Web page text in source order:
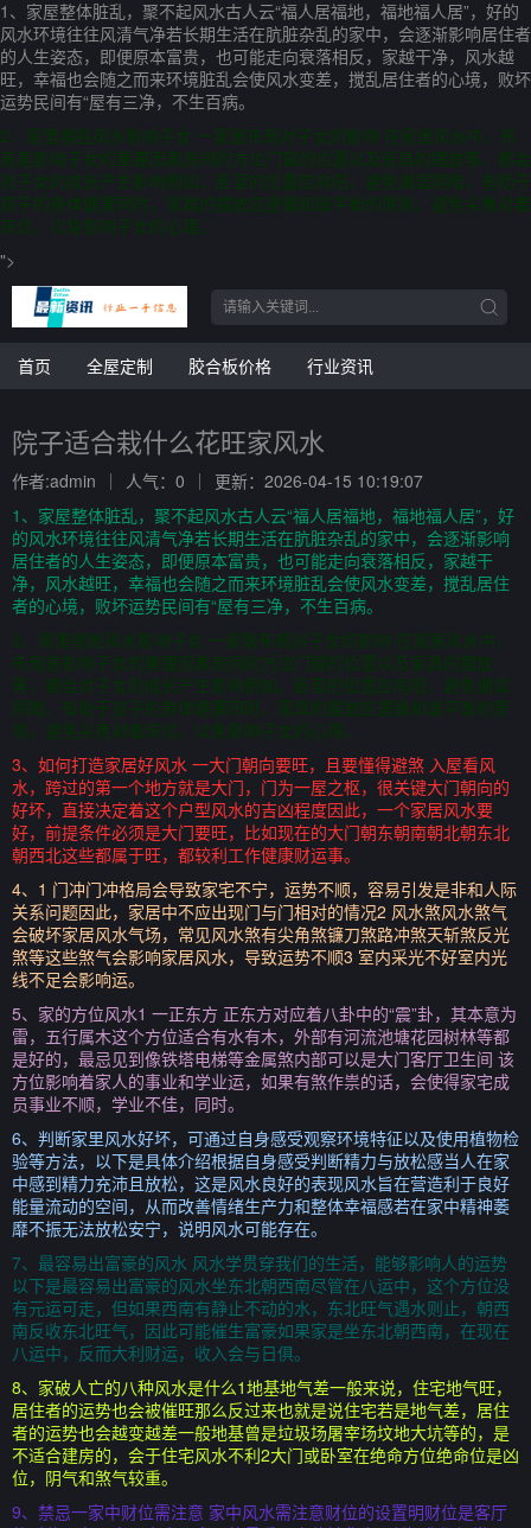
1、家屋整体脏乱，聚不起风水古人云“福人居福地，福地福人居”，好的
风水环境往往风清气净若长期生活在肮脏杂乱的家中，会逐渐影响居住者
的人生姿态，即便原本富贵，也可能走向衰落相反，家越干净，风水越
旺，幸福也会随之而来环境脏乱会使风水变差，搅乱居住者的心境，败坏
运势民间有“屋有三净，不生百病。
2、家里哪些风水影响子女 一家居布局对子女的影响 在家居风水中，布
局是影响子女的重要因素房间的方位门窗的位置以及家具的摆放等，都会
对子女的成长产生影响例如，卧室的位置应向阳，避免潮湿阴暗，有助于
孩子的身体健康同时，家具的摆放应遵循和谐平衡的原则，避免尖角对着
床位，以免影响子女的心理。
">
首页 全屋定制 胶合板价格 行业资讯
院子适合栽什么花旺家风水
作者:admin 人气：0
更新：2026-04-15 10:19:07
1、家屋整体脏乱，聚不起风水古人云“福人居福地，福地福人居”，好
的风水环境往往风清气净若长期生活在肮脏杂乱的家中，会逐渐影响
居住者的人生姿态，即便原本富贵，也可能走向衰落相反，家越干
净，风水越旺，幸福也会随之而来环境脏乱会使风水变差，搅乱居住
者的心境，败坏运势民间有“屋有三净，不生百病。
2、家里哪些风水影响子女 一家居布局对子女的影响 在家居风水中，
布局是影响子女的重要因素房间的方位门窗的位置以及家具的摆放
等，都会对子女的成长产生影响例如，卧室的位置应向阳，避免潮湿
阴暗，有助于孩子的身体健康同时，家具的摆放应遵循和谐平衡的原
则，避免尖角对着床位，以免影响子女的心理。
3、如何打造家居好风水 一大门朝向要旺，且要懂得避煞 入屋看风
水，跨过的第一个地方就是大门，门为一屋之枢，很关键大门朝向的
好坏，直接决定着这个户型风水的吉凶程度因此，一个家居风水要
好，前提条件必须是大门要旺，比如现在的大门朝东朝南朝北朝东北
朝西北这些都属于旺，都较利工作健康财运事。
4、1 门冲门冲格局会导致家宅不宁，运势不顺，容易引发是非和人际
关系问题因此，家居中不应出现门与门相对的情况2 风水煞风水煞气
会破坏家居风水气场，常见风水煞有尖角煞镰刀煞路冲煞天斩煞反光
煞等这些煞气会影响家居风水，导致运势不顺3 室内采光不好室内光
线不足会影响运。
5、家的方位风水1 一正东方 正东方对应着八卦中的“震”卦，其本意为
雷，五行属木这个方位适合有水有木，外部有河流池塘花园树林等都
是好的，最忌见到像铁塔电梯等金属煞内部可以是大门客厅卫生间 该
方位影响着家人的事业和学业运，如果有煞作祟的话，会使得家宅成
员事业不顺，学业不佳，同时。
6、判断家里风水好坏，可通过自身感受观察环境特征以及使用植物检
验等方法，以下是具体介绍根据自身感受判断精力与放松感当人在家
中感到精力充沛且放松，这是风水良好的表现风水旨在营造利于良好
能量流动的空间，从而改善情绪生产力和整体幸福感若在家中精神萎
靡不振无法放松安宁，说明风水可能存在。
7、最容易出富豪的风水 风水学贯穿我们的生活，能够影响人的运势
以下是最容易出富豪的风水坐东北朝西南尽管在八运中，这个方位没
有元运可走，但如果西南有静止不动的水，东北旺气遇水则止，朝西
南反收东北旺气，因此可能催生富豪如果家是坐东北朝西南，在现在
八运中，反而大利财运，收入会与日俱。
8、家破人亡的八种风水是什么1地基地气差一般来说，住宅地气旺，
居住者的运势也会被催旺那么反过来也就是说住宅若是地气差，居住
者的运势也会越变越差一般地基曾是垃圾场屠宰场坟地大坑等的，是
不适合建房的，会于住宅风水不利2大门或卧室在绝命方位绝命位是凶
位，阴气和煞气较重。
9、禁忌一家中财位需注意 家中风水需注意财位的设置明财位是客厅